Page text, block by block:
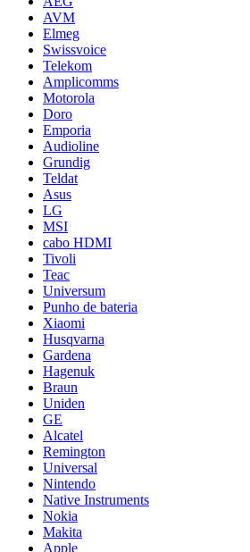
AVM
Elmeg
Swissvoice
Telekom
Amplicomms
Motorola
Doro
Emporia
Audioline
Grundig
Teldat
Asus
LG
MSI
cabo HDMI
Tivoli
Teac
Universum
Punho de bateria
Xiaomi
Husqvarna
Gardena
Hagenuk
Braun
Uniden
GE
Alcatel
Remington
Universal
Nintendo
Native Instruments
Nokia
Makita
Apple